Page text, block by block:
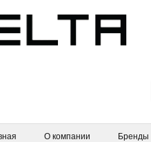
О компании Бренды